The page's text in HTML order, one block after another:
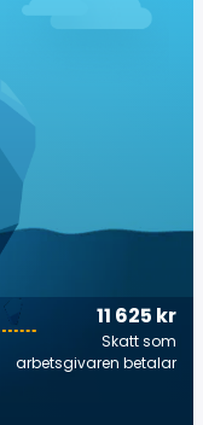
11 625 kr
Skatt som
arbetsgivaren betalar